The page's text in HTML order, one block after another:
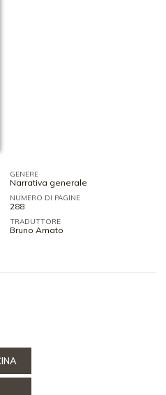
GENERE
Narrativa generale
NUMERO DI PAGINE
288
TRADUTTORE
Bruno Amato